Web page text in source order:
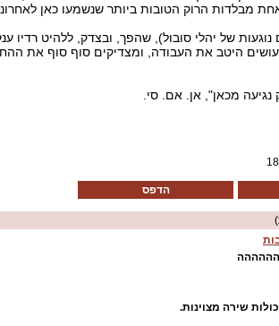
מבלדות הרוק הטובות ביותר שנשמעו כאן
נוגעות של יהלי סובול), שהפך, ובצדק, ללהיט רדיו
היטב את העבודה, ומצדיקים סוף סוף את
מכאן", אן. אם. סי.
הדפס
שירה מצוינות.